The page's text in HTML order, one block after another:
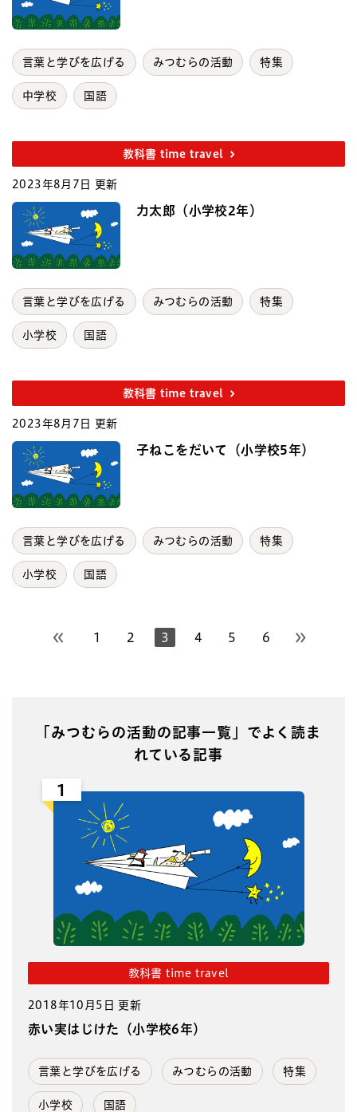
言葉と学びを広げる みつむらの活動 特集
中学校 国語
教科書 time travel
2023年8月7日 更新
力太郎（小学校2年）
言葉と学びを広げる みつむらの活動 特集
小学校 国語
教科書 time travel
2023年8月7日 更新
子ねこをだいて（小学校5年）
言葉と学びを広げる みつむらの活動 特集
小学校 国語
前のページへ
1 2 3 4 5 6 次のペー
「みつむらの活動の記事一覧」でよく読ま
れている記事
1
教科書 time travel
2018年10月5日 更新
赤い実はじけた（小学校6年）
言葉と学びを広げる みつむらの活動 特集
小学校 国語